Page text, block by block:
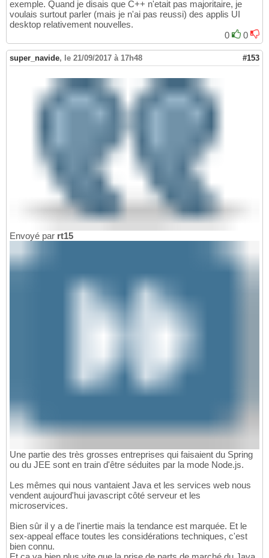
exemple. Quand je disais que C++ n'etait pas majoritaire, je
voulais surtout parler (mais je n'ai pas reussi) des applis UI
desktop relativement nouvelles.
0
0
super_navide, le 21/09/2017 à 17h48 #153
Envoyé par rt15
Une partie des très grosses entreprises qui faisaient du Spring
ou du JEE sont en train d'être séduites par la mode Node.js.
Les mêmes qui nous vantaient Java et les services web nous
vendent aujourd'hui javascript côté serveur et les
microservices.
Bien sûr il y a de l'inertie mais la tendance est marquée. Et le
sex-appeal efface toutes les considérations techniques, c'est
bien connu.